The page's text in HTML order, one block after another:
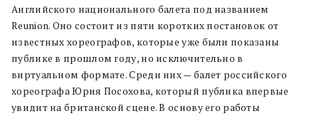
Английского национального балета под названием
Reunion. Оно состоит из пяти коротких постановок от
известных хореографов, которые уже были показаны
публике в прошлом году, но исключительно в
виртуальном формате. Среди них — балет российского
хореографа Юрия Посохова, который публика впервые
увидит на британской сцене. В основу его работы